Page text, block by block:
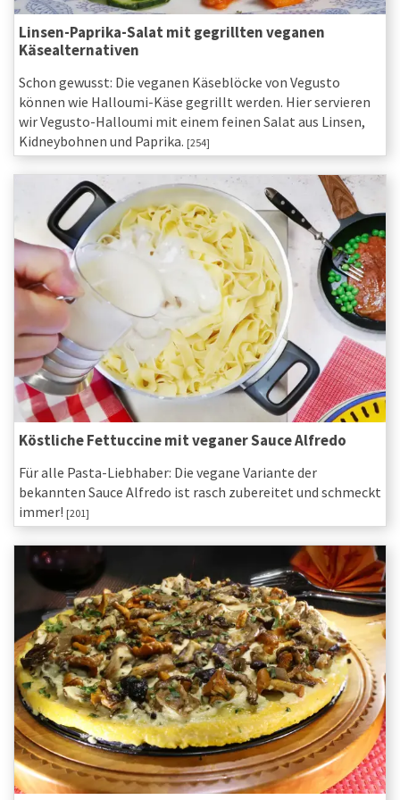
Linsen-Paprika-Salat mit gegrillten veganen
Käsealternativen
Schon gewusst: Die veganen Käseblöcke von Vegusto
können wie Halloumi-Käse gegrillt werden. Hier servieren
wir Vegusto-Halloumi mit einem feinen Salat aus Linsen,
Kidneybohnen und Paprika. [254]
Köstliche Fettuccine mit veganer Sauce Alfredo
Für alle Pasta-Liebhaber: Die vegane Variante der
bekannten Sauce Alfredo ist rasch zubereitet und schmeckt
immer! [201]